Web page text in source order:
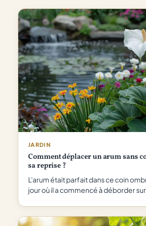
vous
dit
vraiment
JARDIN
Comment déplacer un arum sans
sa reprise ?
L'arum était parfait dans ce coin
jour où il a commencé à déborder